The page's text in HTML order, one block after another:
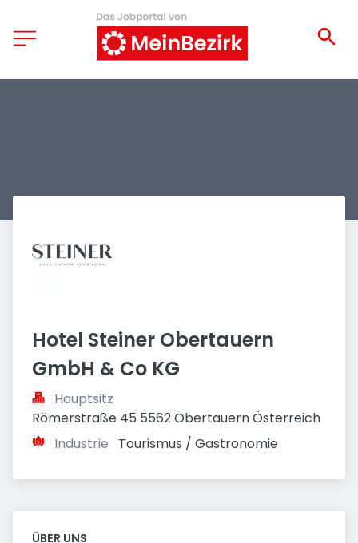
Hotel Steiner Obertauern
GmbH & Co KG
Hauptsitz
Römerstraße 45 5562 Obertauern Österreich
Industrie
Tourismus / Gastronomie
ÜBER UNS